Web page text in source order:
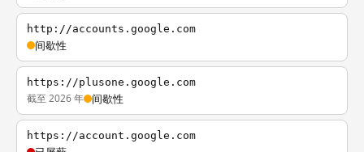
http://accounts.google.com
间歇性
https://plusone.google.com
截至 2026 年 间歇性
https://account.google.com